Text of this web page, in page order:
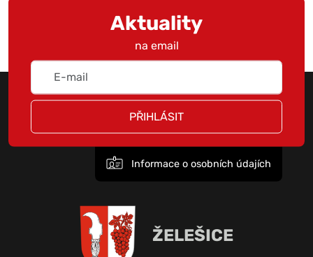
Aktuality
na email
PŘIHLÁSIT
Informace o osobních údajích
ŽELEŠICE